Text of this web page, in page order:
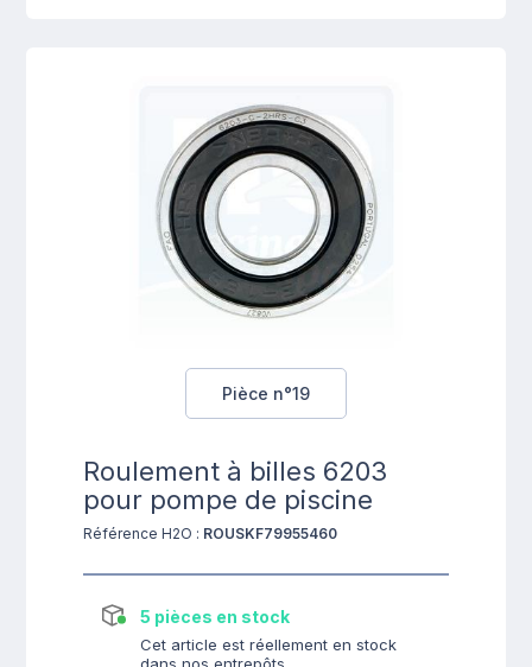
Pièce n°19
Roulement à billes 6203
pour pompe de piscine
Référence H2O : ROUSKF79955460
5 pièces en stock
Cet article est réellement en stock